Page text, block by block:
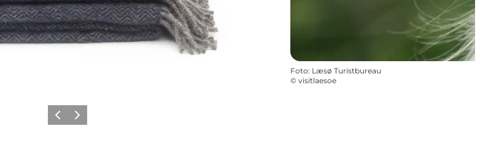
Foto: Læsø Turistbureau
© visitlaesoe
ForrigeNæste